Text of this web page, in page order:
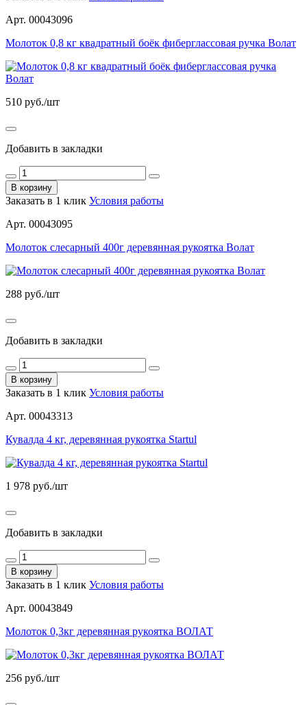
Арт. 00043096
Молоток 0,8 кг квадратный боёк фиберглассовая ручка Волат
510 руб./шт
Добавить в закладки
В корзину
Заказать в 1 клик Условия работы
Арт. 00043095
Молоток слесарный 400г деревянная рукоятка Волат
288 руб./шт
Добавить в закладки
В корзину
Заказать в 1 клик Условия работы
Арт. 00043313
Кувалда 4 кг, деревянная рукоятка Startul
1 978 руб./шт
Добавить в закладки
В корзину
Заказать в 1 клик Условия работы
Арт. 00043849
Молоток 0,3кг деревянная рукоятка ВОЛАТ
256 руб./шт